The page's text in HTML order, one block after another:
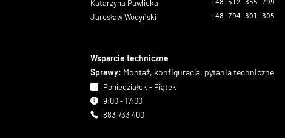
Katarzyna Pawlicka +48 512 355 799
Jarosław Wodyński +48 794 301 305
Wsparcie techniczne
Sprawy: Montaż, konfiguracja, pytania techniczne
Poniedziałek - Piątek
9:00 - 17:00
883 733 400